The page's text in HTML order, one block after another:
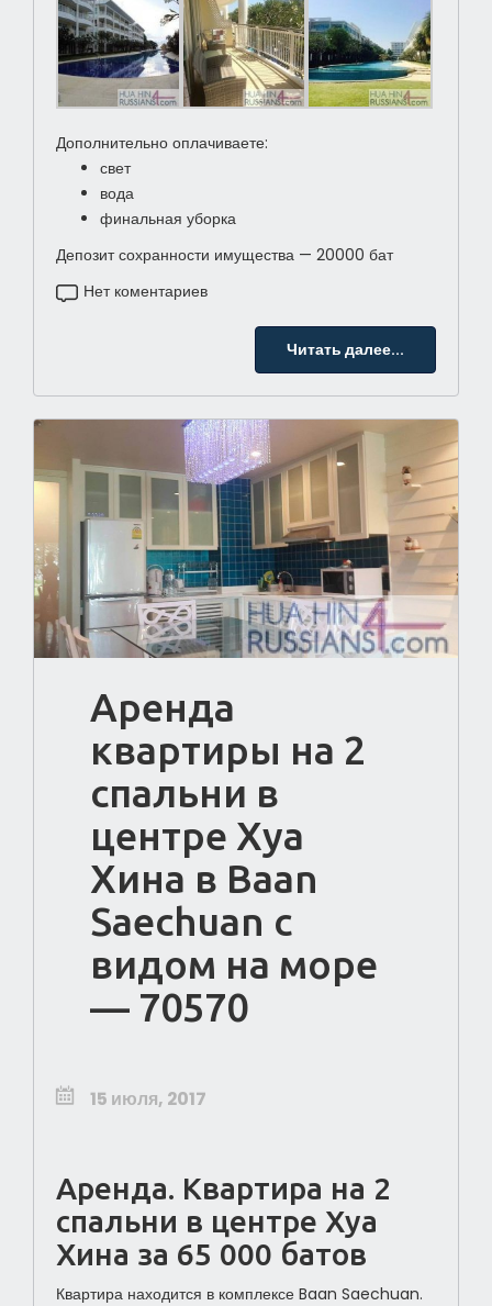
Дополнительно оплачиваете:
свет
вода
финальная уборка
Депозит сохранности имущества — 20000 бат
Нет коментариев
Читать далее...
Аренда
квартиры на 2
спальни в
центре Хуа
Хина в Baan
Saechuan с
видом на море
— 70570
15 июля, 2017
Аренда. Квартира на 2
спальни в центре Хуа
Хина за 65 000 батов
Квартира находится в комплексе Baan Saechuan.